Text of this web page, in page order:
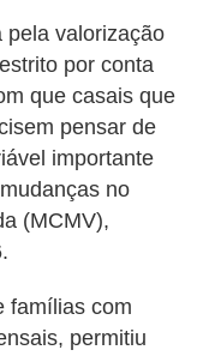
pela valorização
por conta
que casais que
pensar de
importante
no
(MCMV),
famílias com
permitiu